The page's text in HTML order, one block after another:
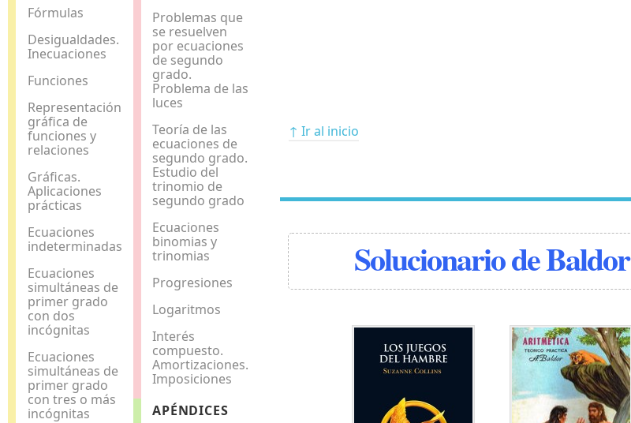
Fórmulas
Desigualdades.
Inecuaciones
Funciones
Representación
gráfica de
funciones y
relaciones
Gráficas.
Aplicaciones
prácticas
Ecuaciones
indeterminadas
Ecuaciones
simultáneas de
primer grado
con dos
incógnitas
Ecuaciones
simultáneas de
primer grado
con tres o más
incógnitas
Problemas que
se resuelven
por ecuaciones
de segundo
grado.
Problema de las
luces
Teoría de las
ecuaciones de
segundo grado.
Estudio del
trinomio de
segundo grado
Ecuaciones
binomias y
trinomias
Progresiones
Logaritmos
Interés
compuesto.
Amortizaciones.
Imposiciones
APÉNDICES
↑ Ir al inicio
Solucionario de Baldor